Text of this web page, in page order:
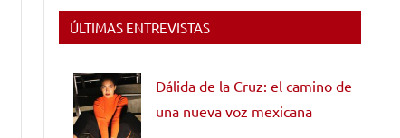
ÚLTIMAS ENTREVISTAS
Dálida de la Cruz: el camino de
una nueva voz mexicana